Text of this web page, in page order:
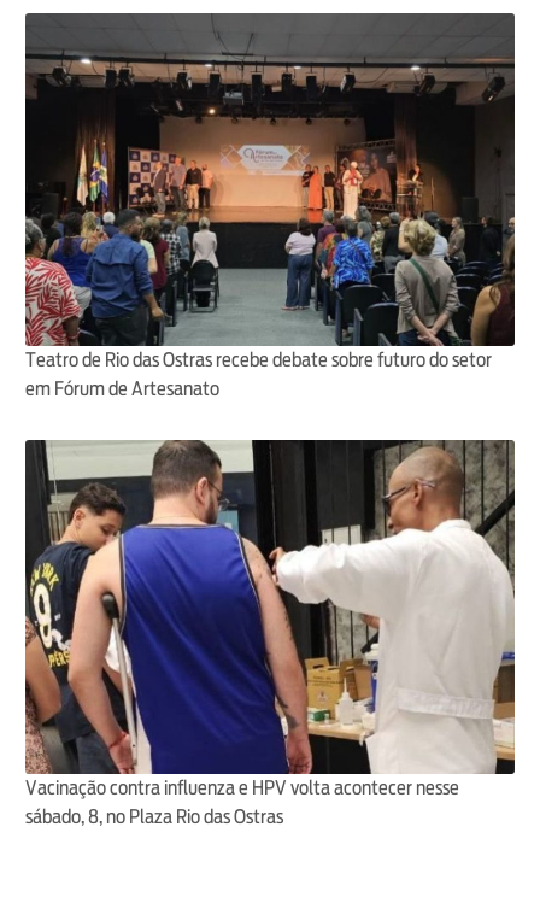
Teatro de Rio das Ostras recebe debate sobre futuro do setor
em Fórum de Artesanato
Vacinação contra influenza e HPV volta acontecer nesse
sábado, 8, no Plaza Rio das Ostras